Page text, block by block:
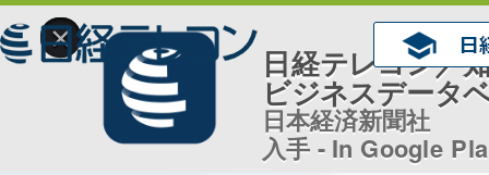
×
日経テレコン／
ビジネスデータ
日本経済新聞社
入手 - In Google